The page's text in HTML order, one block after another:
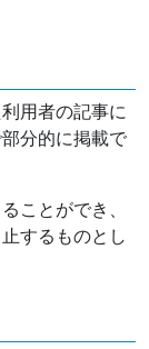
用者の記事に
分的に掲載で
ことができ、
するものとし